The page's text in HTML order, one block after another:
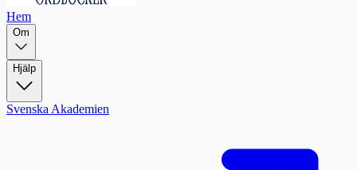
Hem
Om
Hjälp
Svenska Akademien